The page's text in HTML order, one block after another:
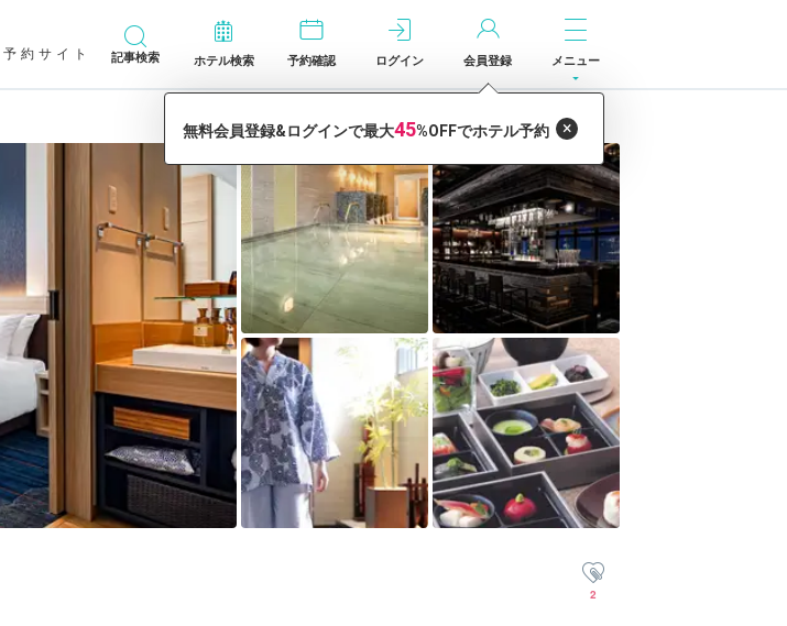
約サイト
記事検索 ホテル検索 予約確認 ログイン 会員登録 メニュー
2